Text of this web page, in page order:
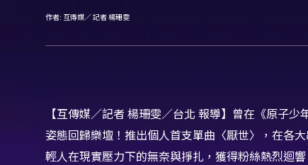
作者: 互傳媒／ 記者 楊珊雯
【互傳媒／記者 楊珊雯／台北 報導】曾在《原子
姿態回歸樂壇！推出個人首支單曲〈厭世〉，在各
輕人在現實壓力下的無奈與掙扎，獲得粉絲熱烈迴